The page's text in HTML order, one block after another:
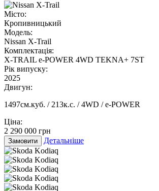
Місто:
Кропивницький
Модель:
Nissan X-Trail
Комплектація:
X-TRAIL e-POWER 4WD TEKNA+ 7ST
Рік випуску:
2025
Двигун:
1497см.куб. / 213к.с. / 4WD / e-POWER
Ціна:
2 290 000 грн
Замовити Детальніше